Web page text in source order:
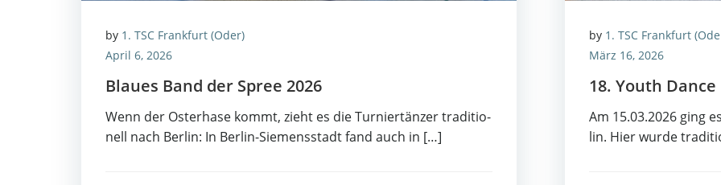
by 1. TSC Frankfurt (Oder)
April 6, 2026
Blau­es Band der Spree 2026
Wenn der Oster­ha­se kommt, zieht es die Tur­nier­tän­zer tra­di­tio­
nell nach Ber­lin: In Ber­lin-Sie­mens­stadt fand auch in […]
by 1. TSC Frankfurt
März 16, 2026
18. Youth
Am 15.03.2026 ging
lin. Hier wur­de